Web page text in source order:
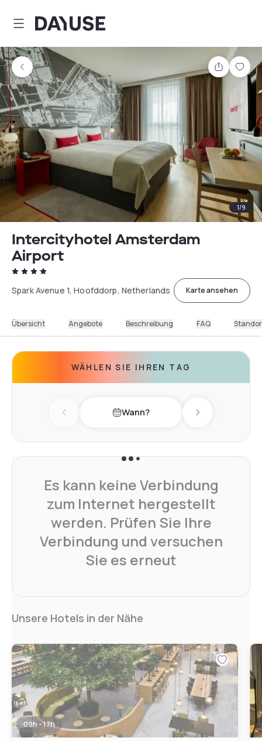
Dayuse
Teilen
1/9
Intercityhotel Amsterdam
Airport
Spark Avenue 1, Hoofddorp, Netherlands Karte ansehen
Übersicht Angebote Beschreibung FAQ
WÄHLEN SIE IHREN TAG
Previous day Wann? Next day
Es kann keine Verbindung
zum Internet hergestellt
werden. Prüfen Sie Ihre
Verbindung und versuchen
Sie es erneut
Unsere Hotels in der Nähe
09h - 17h